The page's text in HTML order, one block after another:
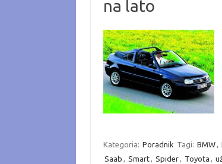
na lato
Kategoria: Poradnik Tagi: BMW,
Saab , Smart, Spider, Toyota ,